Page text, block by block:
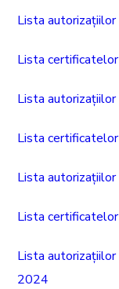
Lista
Lista
Lista autorizațiilor
Lista
Lista
Lista
Lista autorizațiilor
2024